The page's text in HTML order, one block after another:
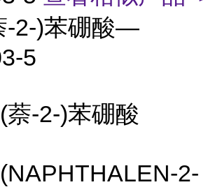
-2-)苯硼酸—
5
萘-2-)苯硼酸
2-